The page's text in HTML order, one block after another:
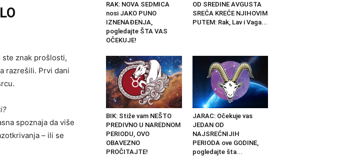
ste znak prošlosti,
razrešili. Prvi dani
spoznaja da više
– ili se
RAK: NOVA SEDMICA
nosi JAKO PUNO
IZNENAĐENJA,
pogledajte ŠTA VAS
OČEKUJE!
OD SREDINE AVGUSTA
SREĆA KREĆE NJIHOVIM
PUTEM: Rak, Lav i Vaga...
BIK: Stiže vam NEŠTO
PREDIVNO U NAREDNOM
PERIODU, OVO
OBAVEZNO
PROČITAJTE!
JARAC: Očekuje vas
JEDAN OD
NAJSREĆNIJIH
PERIODA ove GODINE,
pogledajte šta...